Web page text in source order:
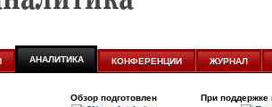
АНАЛИТИКА КОНФЕРЕНЦИИ ЖУРНАЛ
Обзор подготовлен При поддержке